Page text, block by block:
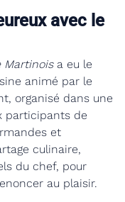
avec le
Martinoisa eu le
animé par le
organisé dans une
participants de
et
culinaire,
du chef, pour
au plaisir.